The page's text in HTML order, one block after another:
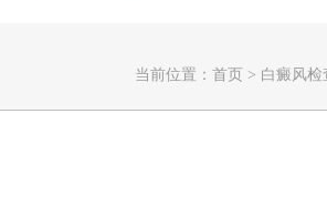
当前位置： 首页 > 白癜风检